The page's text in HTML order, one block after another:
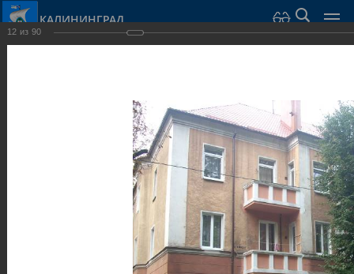
КАЛИНИНГРАД
12 из 90